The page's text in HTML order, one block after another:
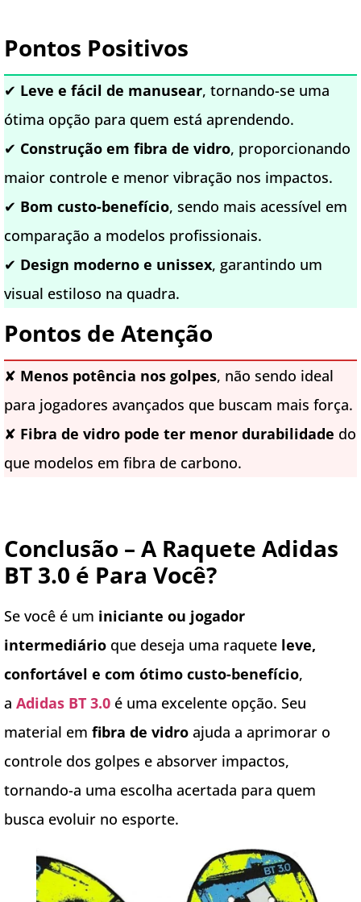
Pontos Positivos
✔ Leve e fácil de manusear, tornando-se uma
ótima opção para quem está aprendendo.
✔ Construção em fibra de vidro, proporcionando
maior controle e menor vibração nos impactos.
✔ Bom custo-benefício, sendo mais acessível em
comparação a modelos profissionais.
✔ Design moderno e unissex, garantindo um
visual estiloso na quadra.
Pontos de Atenção
✘ Menos potência nos golpes, não sendo ideal
para jogadores avançados que buscam mais força.
✘ Fibra de vidro pode ter menor durabilidade do
que modelos em fibra de carbono.
Conclusão – A Raquete Adidas
BT 3.0 é Para Você?
Se você é um iniciante ou jogador
intermediário que deseja uma raquete leve,
confortável e com ótimo custo-benefício,
a Adidas BT 3.0 é uma excelente opção. Seu
material em fibra de vidro ajuda a aprimorar o
controle dos golpes e absorver impactos,
tornando-a uma escolha acertada para quem
busca evoluir no esporte.